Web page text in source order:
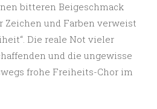
bitteren Beigeschmack
Zeichen und Farben verweist
Die reale Not vieler
und die ungewisse
frohe Freiheits-Chor im